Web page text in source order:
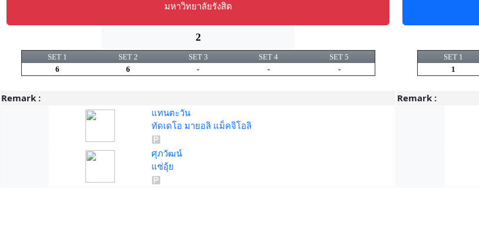
มหาวิทยาลัยรังสิต
2
SET 1 SET 2 SET 3 SET 4
SET 5
6
6 - - -
Remark :
แทนตะวัน
ทัดเดโอ มายอลิ แม็คจิโอลิ
ศุภวัฒน์
แซ่อุ้ย
SET 1
1
Remark :